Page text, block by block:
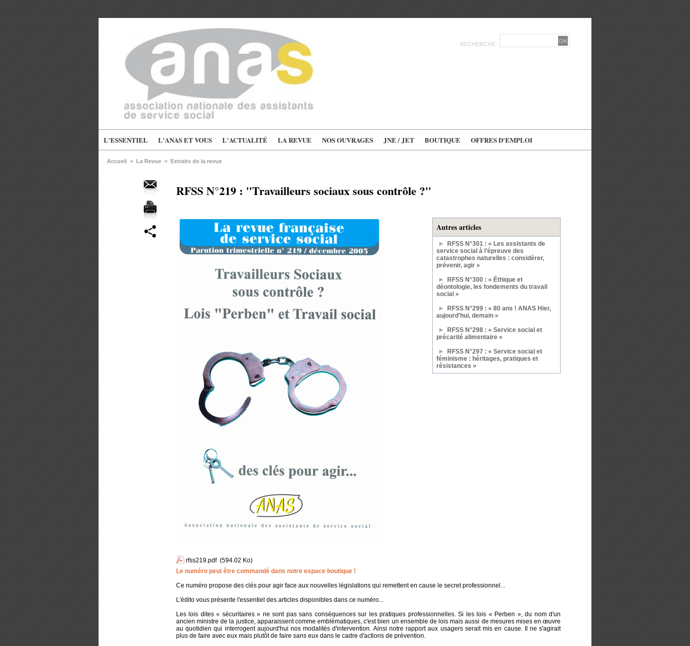
RECHERCHE
L'ESSENTIEL L'ANAS ET VOUS L'ACTUALITÉ LA REVUE NOS OUVRAGES JNE / JET BOUTIQUE OFFRES D'EMPLOI
Accueil > La Revue > Extraits de la revue
RFSS N°219 : "Travailleurs sociaux sous contrôle ?"
Autres articles
RFSS N°301 : « Les assistants de
service social à l’épreuve des
catastrophes naturelles : considérer,
prévenir, agir »
RFSS N°300 : « Éthique et
déontologie, les fondements du travail
social »
RFSS N°299 : « 80 ans ! ANAS Hier,
aujourd'hui, demain »
RFSS N°298 : « Service social et
précarité alimentaire »
RFSS N°297 : « Service social et
féminisme : héritages, pratiques et
résistances »
rfss219.pdf (594.02 Ko)
Le numéro peut être commandé dans notre espace boutique !
Ce numéro propose des clés pour agir face aux nouvelles législations qui remettent en cause le secret professionnel...
L'édito vous présente l'essentiel des articles disponibles dans ce numéro...
Les lois dites « sécuritaires » ne sont pas sans conséquences sur les pratiques professionnelles. Si les lois « Perben », du nom d'un
ancien ministre de la justice, apparaissent comme emblématiques, c'est bien un ensemble de lois mais aussi de mesures mises en œuvre
au quotidien qui interrogent aujourd'hui nos modalités d'intervention. Ainsi notre rapport aux usagers serait mis en cause. Il ne s'agirait
plus de faire avec eux mais plutôt de faire sans eux dans le cadre d'actions de prévention.